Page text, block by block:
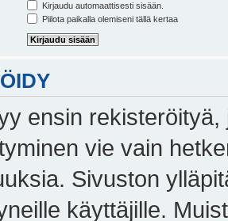
Kirjaudu automaattisesti sisään.
Piilota paikalla olemiseni tällä kertaa
ensin
vie vain
Sivuston
käyttäjille.